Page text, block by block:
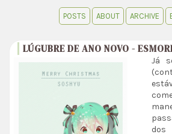
POSTS ABOUT ARCHIVE
LÚGUBRE DE ANO NOVO -
Já